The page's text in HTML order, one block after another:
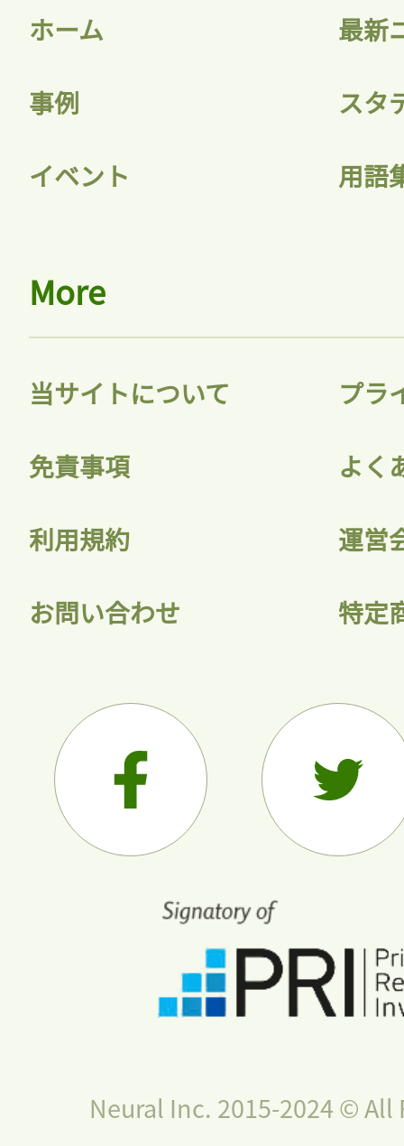
ホーム 最新
事例 スタ
イベント 用語
More
当サイトについて プラ
免責事項 よく
利用規約 運営
お問い合わせ 特定
Neural Inc. 2015-2024 © All